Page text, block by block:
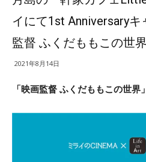
イにて1st Anniversary
監督 ふくだももこの世
2021年8月14日
「映画監督 ふくだももこの世界